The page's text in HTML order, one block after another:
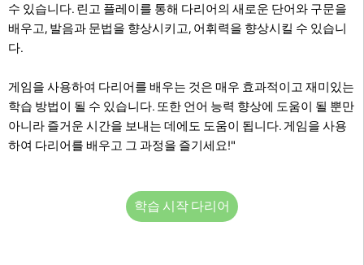
수 있습니다. 린고 플레이를 통해 다리어의 새로운 단어와 구문을
배우고, 발음과 문법을 향상시키고, 어휘력을 향상시킬 수 있습니
다.
게임을 사용하여 다리어를 배우는 것은 매우 효과적이고 재미있는
학습 방법이 될 수 있습니다. 또한 언어 능력 향상에 도움이 될 뿐만
아니라 즐거운 시간을 보내는 데에도 도움이 됩니다. 게임을 사용
하여 다리어를 배우고 그 과정을 즐기세요!"
학습 시작 다리어